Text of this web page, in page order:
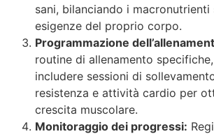
sani, bilanciando i macronutrienti
esigenze del proprio corpo.
Programmazione
routine di allenamento
includere sessioni di
resistenza e attività cardio per
crescita muscolare.
Monitoraggio dei progressi: